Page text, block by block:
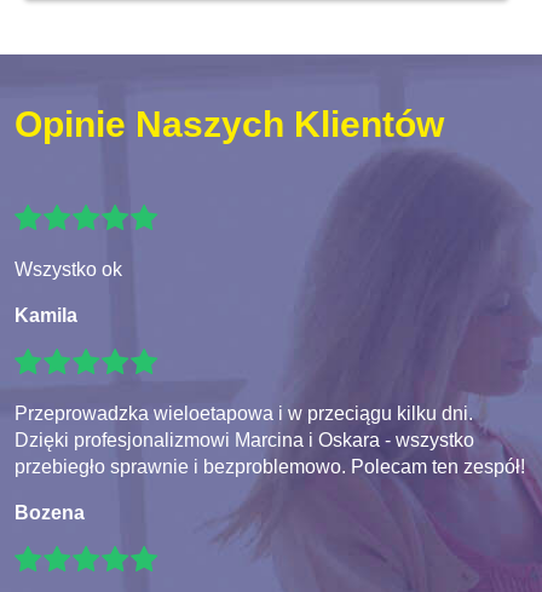
Opinie Naszych Klientów
Wszystko ok
Kamila
Przeprowadzka wieloetapowa i w przeciągu kilku dni.
Dzięki profesjonalizmowi Marcina i Oskara - wszystko
przebiegło sprawnie i bezproblemowo. Polecam ten zespół!
Bozena